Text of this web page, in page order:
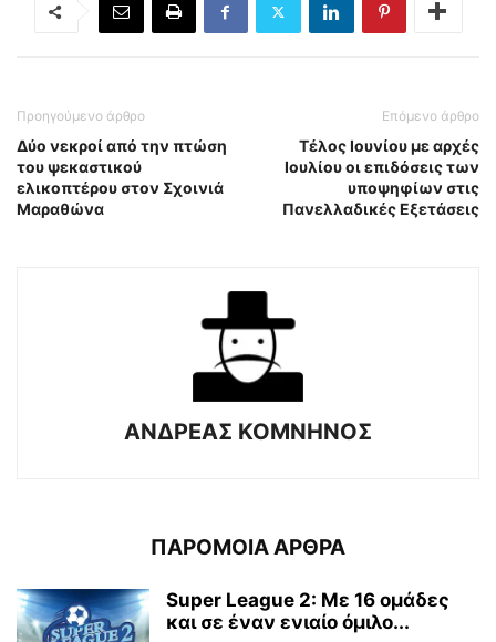
Προηγούμενο άρθρο
Δύο νεκροί από την πτώση
του ψεκαστικού
ελικοπτέρου στον Σχοινιά
Μαραθώνα
Επόμενο άρθρο
Τέλος Ιουνίου με αρχές
Ιουλίου οι επιδόσεις των
υποψηφίων στις
Πανελλαδικές Εξετάσεις
ΑΝΔΡΕΑΣ ΚΟΜΝΗΝΟΣ
ΠΑΡΟΜΟΙΑ ΑΡΘΡΑ
Super League 2: Με 16 ομάδες
και σε έναν ενιαίο όμιλο...